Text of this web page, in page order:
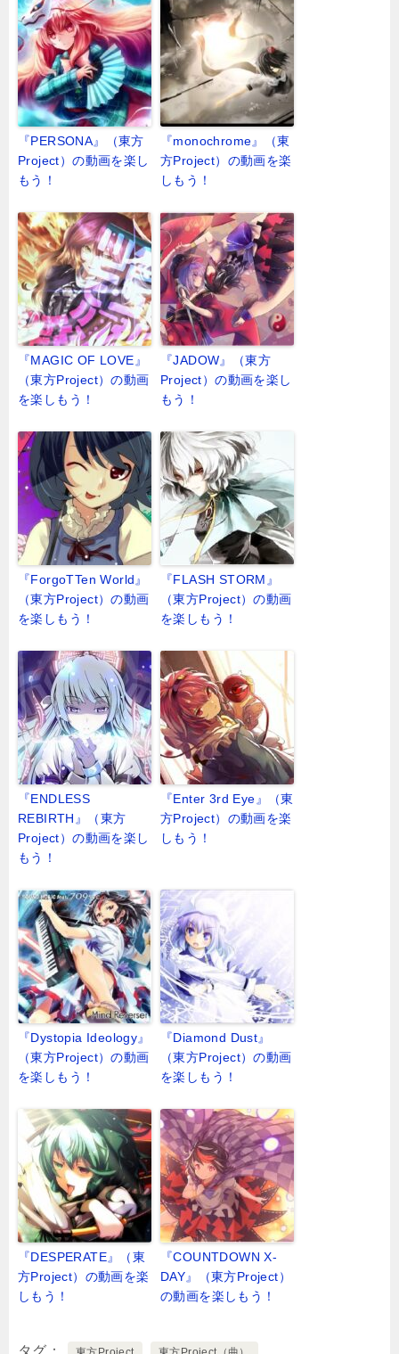
『PERSONA』（東方
Project）の動画を楽し
もう！
『monochrome』（東
方Project）の動画を楽
しもう！
『MAGIC OF LOVE』
（東方Project）の動画
を楽しもう！
『JADOW』（東方
Project）の動画を楽し
もう！
『ForgoTTen World』
（東方Project）の動画
を楽しもう！
『FLASH STORM』
（東方Project）の動画
を楽しもう！
『ENDLESS
REBIRTH』（東方
Project）の動画を楽し
もう！
『Enter 3rd Eye』（東
方Project）の動画を楽
しもう！
『Dystopia Ideology』
（東方Project）の動画
を楽しもう！
『Diamond Dust』
（東方Project）の動画
を楽しもう！
『DESPERATE』（東
方Project）の動画を楽
しもう！
『COUNTDOWN X-
DAY』（東方Project）
の動画を楽しもう！
タグ